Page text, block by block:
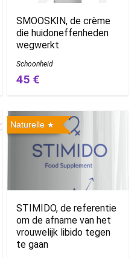
SMOOSKIN, de crème
die huidoneffenheden
wegwerkt
Schoonheid
45 €
Naturelle
STIMIDO, de referentie
om de afname van het
vrouwelijk libido tegen
te gaan